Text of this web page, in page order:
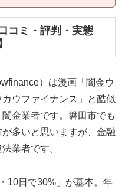
コミ・評判・実態
）は漫画「闇金ウ
ウファイナンス」と酷似
金業者です。磐田市でも
多いと思いますが、金融
業者です。
10日で30%」が基本。年